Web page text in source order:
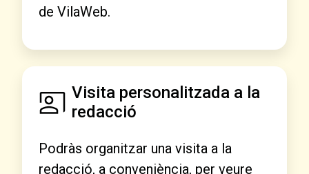
de VilaWeb.
Visita personalitzada a la
redacció
Podràs organitzar una visita a la
redacció, a conveniència, per veure